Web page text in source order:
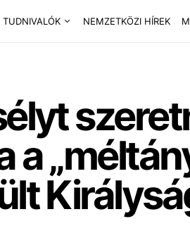
NEMZETKÖZI HÍREK
a